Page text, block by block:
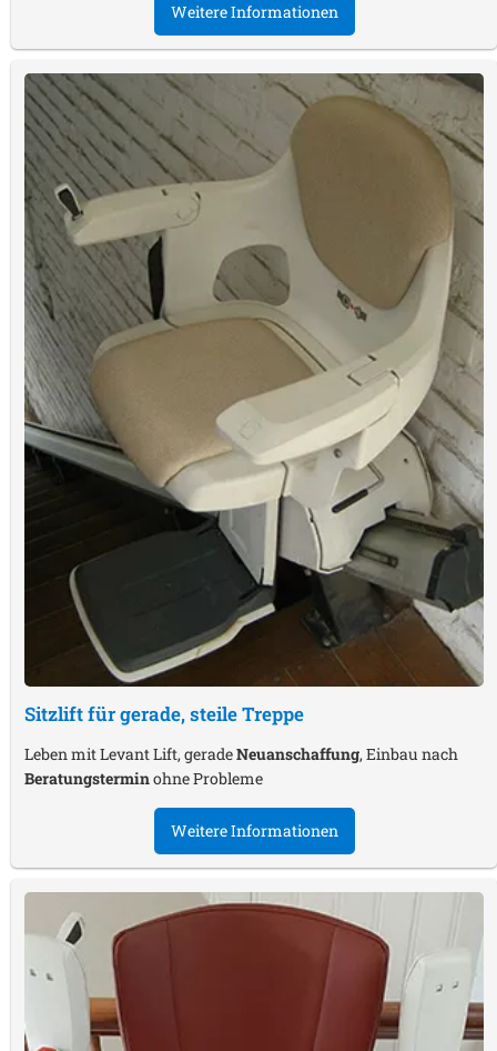
Weitere Informationen
Sitzlift für gerade, steile Treppe
Leben mit Levant Lift, geradeNeuanschaffung, Einbau nach
Beratungsterminohne Probleme
Weitere Informationen